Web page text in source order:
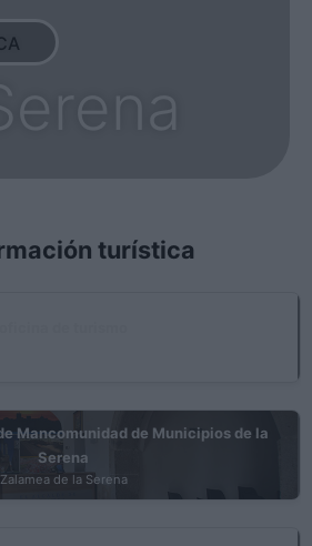
turística
Mancomunidad de Municipios de la
Serena
Zalamea de la Serena